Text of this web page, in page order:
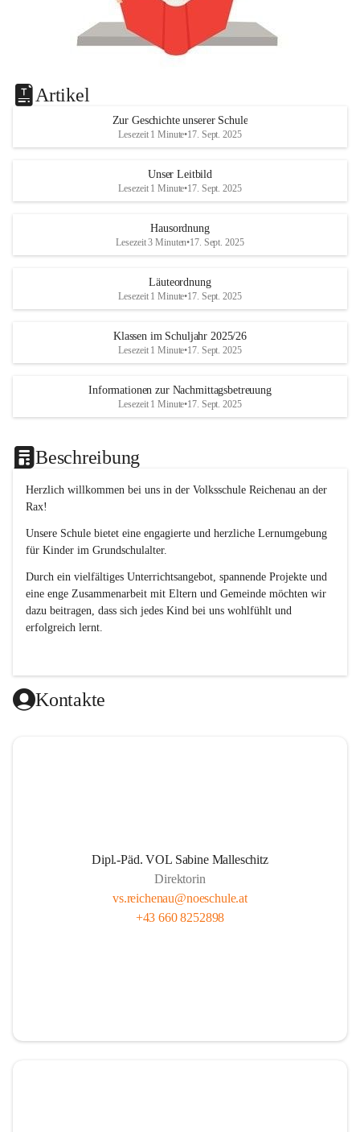
Artikel
Zur Geschichte unserer Schule
Lesezeit 1 Minute•17. Sept. 2025
Unser Leitbild
Lesezeit 1 Minute•17. Sept. 2025
Hausordnung
Lesezeit 3 Minuten•17. Sept. 2025
Läuteordnung
Lesezeit 1 Minute•17. Sept. 2025
Klassen im Schuljahr 2025/26
Lesezeit 1 Minute•17. Sept. 2025
Informationen zur Nachmittagsbetreuung
Lesezeit 1 Minute•17. Sept. 2025
Beschreibung
Herzlich willkommen bei uns in der Volksschule Reichenau an der
Rax!
Unsere Schule bietet eine engagierte und herzliche Lernumgebung
für Kinder im Grundschulalter.
Durch ein vielfältiges Unterrichtsangebot, spannende Projekte und
eine enge Zusammenarbeit mit Eltern und Gemeinde möchten wir
dazu beitragen, dass sich jedes Kind bei uns wohlfühlt und
erfolgreich lernt.
Kontakte
Dipl.-Päd. VOL Sabine Malleschitz
Direktorin
vs.reichenau@noeschule.at
+43 660 8252898